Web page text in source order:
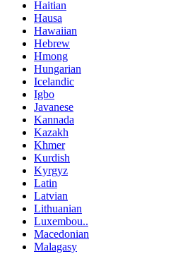
Haitian
Hausa
Hawaiian
Hebrew
Hmong
Hungarian
Icelandic
Igbo
Javanese
Kannada
Kazakh
Khmer
Kurdish
Kyrgyz
Latin
Latvian
Lithuanian
Luxembou..
Macedonian
Malagasy